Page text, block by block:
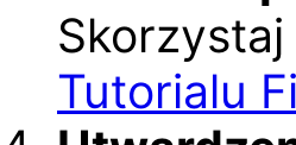
Tutorialu